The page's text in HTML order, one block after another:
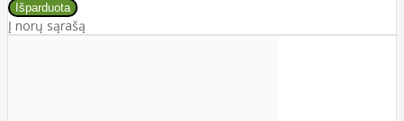
Į norų sąrašą